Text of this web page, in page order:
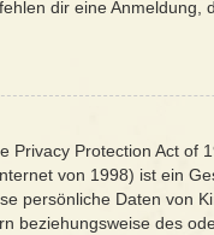
dir eine Anmeldung,
Privacy Protection Act of
von 1998) ist ein
persönliche Daten von
beziehungsweise des